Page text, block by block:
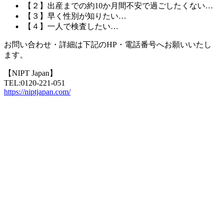
【２】出産までの約10か月間不安で過ごしたくない…
【３】早く性別が知りたい…
【４】一人で検査したい…
お問い合わせ・詳細は下記のHP・電話番号へお願いいたし
ます。
【NIPT Japan】
TEL:0120-221-051
https://niptjapan.com/